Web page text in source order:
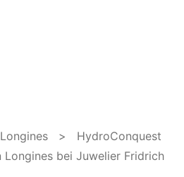
Longines > HydroConquest